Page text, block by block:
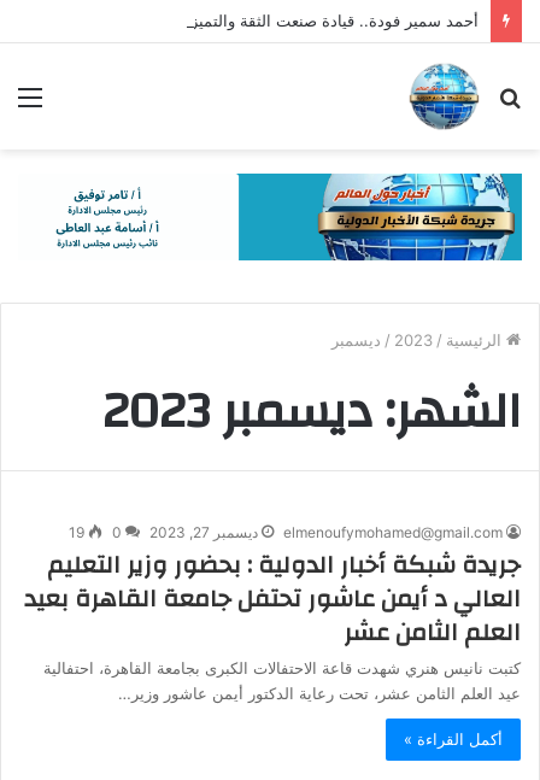
أحمد سمير فودة.. قيادة صنعت الثقة والتميز
بحث
الرئيسية /
2023
/ ديسمبر
الشهر:ديسمبر 2023
elmenoufymohamed@gmail.com ديسمبر 27, 2023 0
19
جريدة شبكة أخبار الدولية : بحضور وزير التعليم
العالي د أيمن عاشور تحتفل جامعة القاهرة بعيد
العلم الثامن عشر
كتبت نانيس هنري شهدت قاعة الاحتفالات الكبرى بجامعة القاهرة، احتفالية
عيد العلم الثامن عشر، تحت رعاية الدكتور أيمن عاشور وزير…
أكمل القراءة »